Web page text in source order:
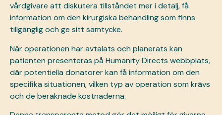
vårdgivare att diskutera tillståndet mer i detalj, få
information om den kirurgiska behandling som finns
tillgänglig och ge sitt samtycke.
När operationen har avtalats och planerats kan
patienten presenteras på Humanity Directs webbplats,
där potentiella donatorer kan få information om den
specifika situationen, vilken typ av operation som krävs
och de beräknade kostnaderna.